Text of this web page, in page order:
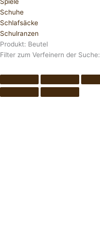
Schuhe
Schlafsäcke
Schulranzen
Produkt: Beutel
Filter zum Verfeinern der Suche: